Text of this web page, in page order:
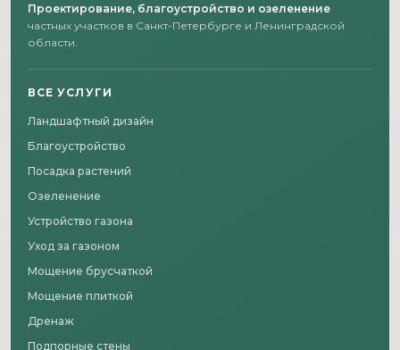
Проектирование, благоустройство и озеленение
частных участков в Санкт-Петербурге и Ленинградской
области.
ВСЕ УСЛУГИ
Ландшафтный дизайн
Благоустройство
Посадка растений
Озеленение
Устройство газона
Уход за газоном
Мощение брусчаткой
Мощение плиткой
Дренаж
Подпорные стены